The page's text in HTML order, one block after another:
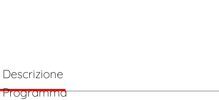
2022 , 18 Novembre 2022
Descrizione
Programma